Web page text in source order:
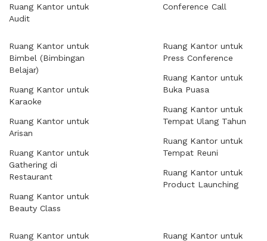
Ruang Kantor untuk
Audit
Conference Call
Ruang Kantor untuk
Bimbel (Bimbingan
Belajar)
Ruang Kantor untuk
Karaoke
Ruang Kantor untuk
Arisan
Ruang Kantor untuk
Gathering di
Restaurant
Ruang Kantor untuk
Beauty Class
Ruang Kantor untuk
Press Conference
Ruang Kantor untuk
Buka Puasa
Ruang Kantor untuk
Tempat Ulang Tahun
Ruang Kantor untuk
Tempat Reuni
Ruang Kantor untuk
Product Launching
Ruang Kantor untuk
Ruang Kantor untuk